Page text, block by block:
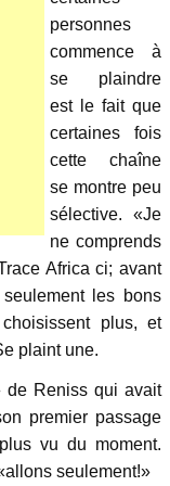
personnes
commence à
se plaindre
est le fait que
certaines fois
cette chaîne
se montre peu
sélective. «Je
ne comprends
Africa ci; avant
les bons
plus, et
plaint une.
de Reniss qui avait
premier passage
vu du moment.
seulement!»